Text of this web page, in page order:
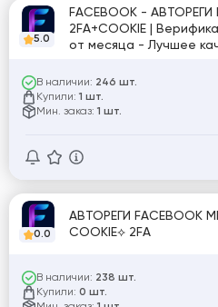
5.0
FACEBOOK - АВТОРЕГИ
2FA+COOKIE |
от месяца - Лучшее
В наличии: 246 шт.
Купили: 1 шт.
Мин. заказ: 1 шт.
0.0
АВТОРЕГИ FACEBOOK
COOKIE⟡ 2FA
В наличии: 238 шт.
Купили: 0 шт.